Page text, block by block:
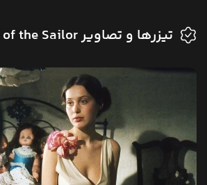
تیزرها و تصاویر Three Crowns of the Sailor